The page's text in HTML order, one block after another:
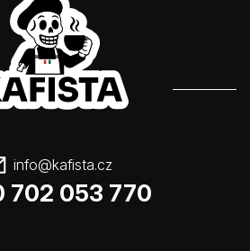
info@kafista.cz
702 053 770